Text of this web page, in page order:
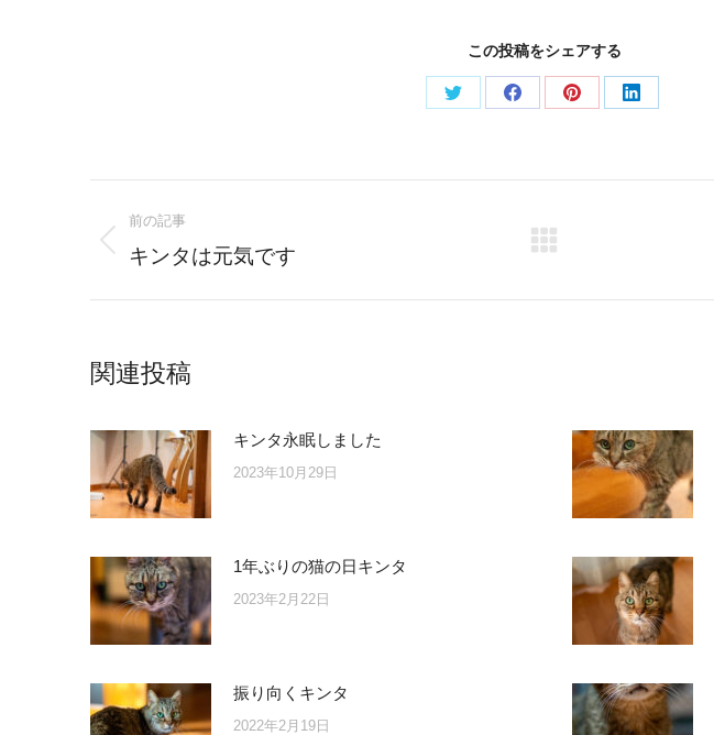
この投稿をシェアする
Share
Share
Share
Share
navigation
前の記事
Previous
キンタは元気です
関連投稿
キンタ永眠しました
2023年10月29日
1年ぶりの猫の日キンタ
2023年2月22日
振り向くキンタ
2022年2月19日